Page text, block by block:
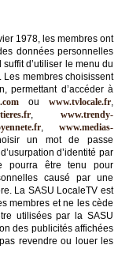
1978, les membres ont
données personnelles
d’utiliser le menu du
membres choisissent
permettant d’accéder à
ouwww.tvlocale.fr
, www.trendy-
www.medias-
un mot de passe
d’identité par
pourra être tenu pour
causé par une
La SASU LocaleTV est
membres et ne les cède
utilisées par la SASU
des publicités affichées
revendre ou louer les